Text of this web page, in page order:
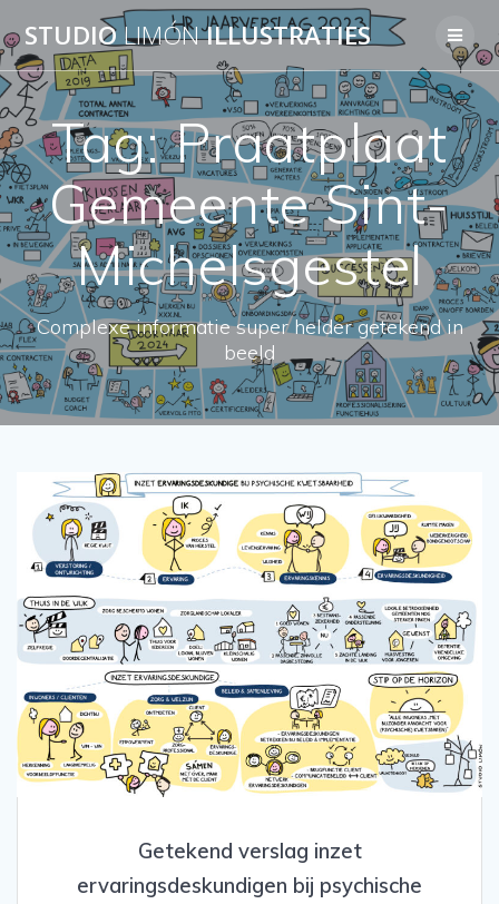
Skip
to
STUDIOLIMÓNILLUSTRATIES
Tag:Praatplaat
Gemeente Sint-
Michelsgestel
Complexe informatie super helder getekend in
beeld
Getekend verslag inzet
ervaringsdeskundigen bij psychische